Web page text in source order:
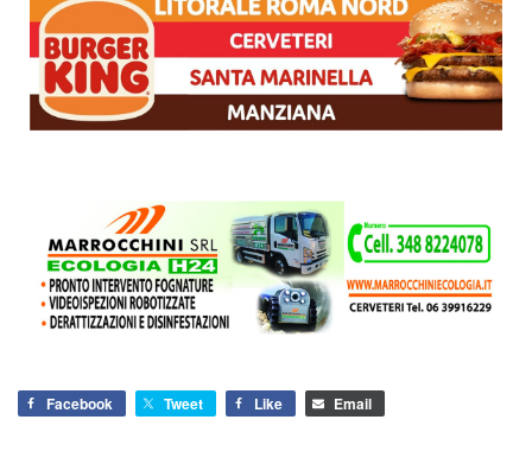
Facebook Tweet Like Email